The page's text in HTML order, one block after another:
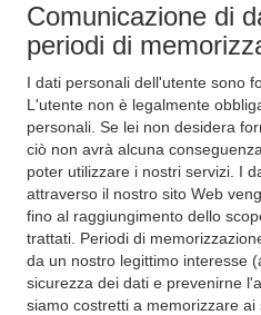
Comunicazione di
periodi di
I dati personali dell'utente sono
L'utente non è legalmente
personali. Se lei non desidera
ciò non avrà alcuna
poter utilizzare i nostri servizi. I
attraverso il nostro sito Web
fino al raggiungimento dello
trattati. Periodi di
da un nostro legittimo interesse
sicurezza dei dati e prevenirne
siamo costretti a memorizzare ai